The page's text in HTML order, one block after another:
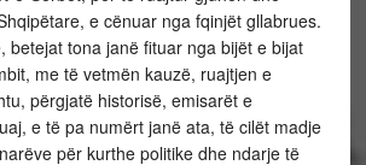
e cënuar nga fqinjët gllabrues.
betejat tona janë fituar nga bijët e bijat
me të vetmën kauzë, ruajtjen e
përgjatë historisë, emisarët e
e të pa numërt janë ata, të cilët madje
për kurthe politike dhe ndarje të